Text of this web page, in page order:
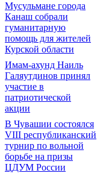
Мусульмане города
Канаш собрали
гуманитарную
помощь для жителей
Курской области
Имам-ахунд Наиль
Галяутдинов принял
участие в
патриотической
акции
В Чувашии состоялся
VIII республиканский
турнир по вольной
борьбе на призы
ЦДУМ России